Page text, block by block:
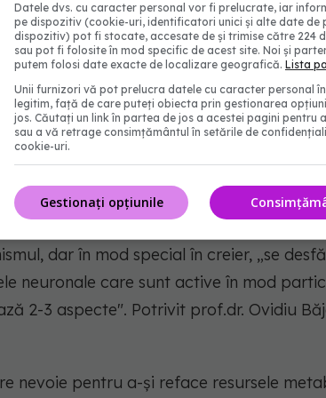
maximum doi-trei ani , aduce
fără niciun fel de cale de scăpare”,
organism
biologică esențială pentru organism și
dar în mod special în creier, „se
neuronale care sunt active în mod
2-3 aspecte". Potrivit prof.dr. Ovidiu
nevoie pentru a-și reface resursele
Datele dvs. cu caracter personal vor fi prelucrate, iar
pe dispozitiv (cookie-uri, identificatori unici și alte date de
dispozitiv) pot fi stocate, accesate de și trimise către 224
sau pot fi folosite în mod specific de acest site. Noi și
putem folosi date exacte de localizare geografică. Lista
Unii furnizori vă pot prelucra datele cu caracter personal
legitim, față de care puteți obiecta prin gestionarea
jos. Căutați un link în partea de jos a acestei pagini pentru
sau a vă retrage consimțământul în setările de
cookie-uri.
Gestionați opțiunile